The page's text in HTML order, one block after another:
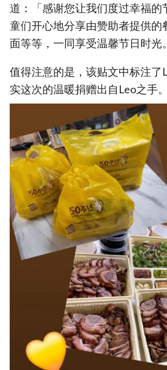
道：「感谢您让我们度过幸福的
童们开心地分享由赞助者提供的
面等等，一同享受温馨节日时光。
值得注意的是，该贴文中标注了
实这次的温暖捐赠出自Leo之手。